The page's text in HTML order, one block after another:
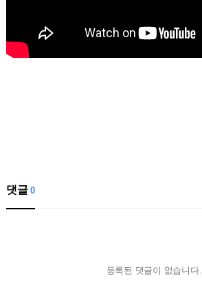
댓글0
등록된 댓글이 없습니다.